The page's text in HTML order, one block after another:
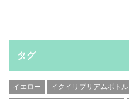
タグ
イエロー イクイリブリアムボトル